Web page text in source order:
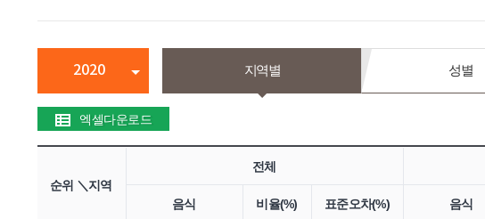
2020 지역별 성별
엑셀다운로드
순위 ＼지역
전체
음식 비율(%) 표준오차(%) 음식